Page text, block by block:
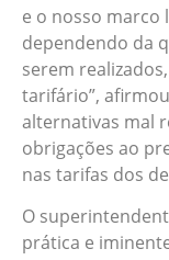
e o nosso marco
dependendo da
serem
tarifário”,
alternativas mal
obrigações ao
nas tarifas dos
O
prática e